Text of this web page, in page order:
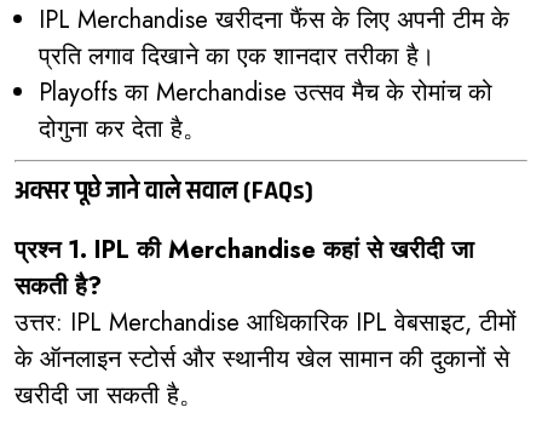
IPL Merchandise खरीदना फैंस के लिए अपनी टीम के
प्रति लगाव दिखाने का एक शानदार तरीका है।
Playoffs का Merchandise उत्सव मैच के रोमांच को
दोगुना कर देता है。
अक्सर पूछे जाने वाले सवाल (FAQs)
प्रश्न 1. IPL की Merchandise कहां से खरीदी जा
सकती है?
उत्तर: IPL Merchandise आधिकारिक IPL वेबसाइट, टीमों
के ऑनलाइन स्टोर्स और स्थानीय खेल सामान की दुकानों से
खरीदी जा सकती है。